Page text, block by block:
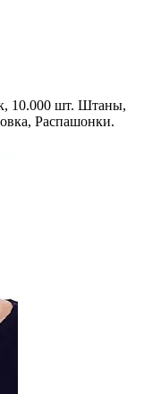
10.000 шт. Штаны,
Распашонки.